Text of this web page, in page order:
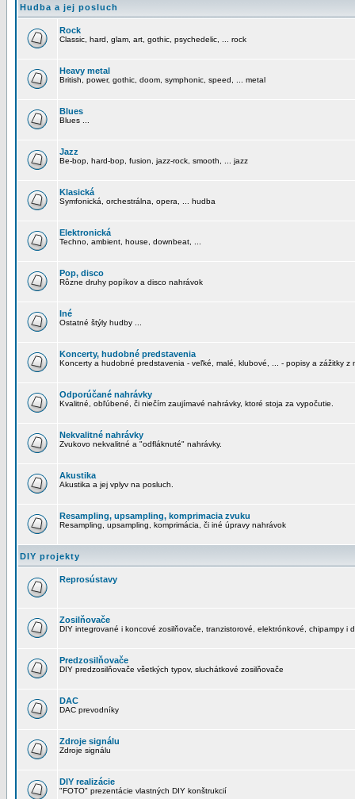
Hudba a jej posluch
Rock
Classic, hard, glam, art, gothic, psychedelic, ... rock
Heavy metal
British, power, gothic, doom, symphonic, speed, ... metal
Blues
Blues ...
Jazz
Be-bop, hard-bop, fusion, jazz-rock, smooth, ... jazz
Klasická
Symfonická, orchestrálna, opera, ... hudba
Elektronická
Techno, ambient, house, downbeat, ...
Pop, disco
Rôzne druhy popíkov a disco nahrávok
Iné
Ostatné štýly hudby ...
Koncerty, hudobné predstavenia
Koncerty a hudobné predstavenia - veľké, malé, klubové, ... - popisy a zážitky z
Odporúčané nahrávky
Kvalitné, obľúbené, či niečím zaujímavé nahrávky, ktoré stoja za vypočutie.
Nekvalitné nahrávky
Zvukovo nekvalitné a "odfláknuté" nahrávky.
Akustika
Akustika a jej vplyv na posluch.
Resampling, upsampling, komprimacia zvuku
Resampling, upsampling, komprimácia, či iné úpravy nahrávok
DIY projekty
Reprosústavy
Zosilňovače
DIY integrované i koncové zosilňovače, tranzistorové, elektrónkové, chipampy i
Predzosilňovače
DIY predzosilňovače všetkých typov, sluchátkové zosilňovače
DAC
DAC prevodníky
Zdroje signálu
Zdroje signálu
DIY realizácie
"FOTO" prezentácie vlastných DIY konštrukcií